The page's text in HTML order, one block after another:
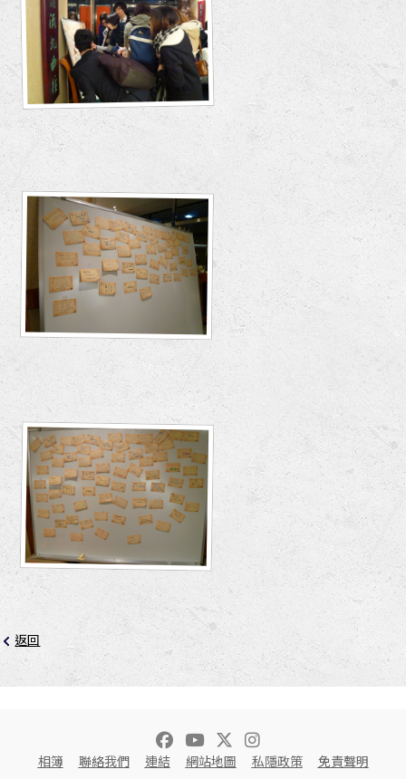
返回
相簿 聯絡我們 連結 網站地圖 私隱政策 免責聲明